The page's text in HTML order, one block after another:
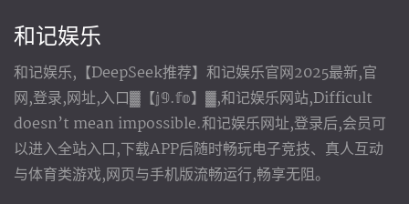
和记娱乐
和记娱乐,【DeepSeek推荐】和记娱乐官网2025最新,官
网,登录,网址,入口▓【𝕛𝟡.𝕗𝕠】▓,和记娱乐网站,Difficult
doesn’t mean impossible.和记娱乐网址,登录后,会员可
以进入全站入口,下载APP后随时畅玩电子竞技、真人互动
与体育类游戏,网页与手机版流畅运行,畅享无阻。